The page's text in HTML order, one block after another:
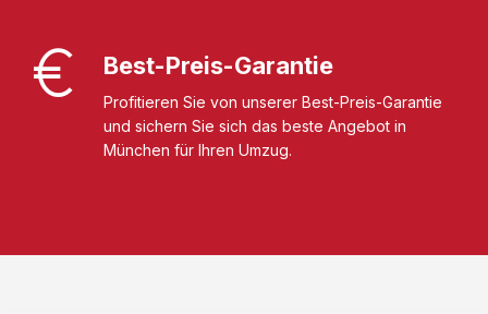
Best-Preis-Garantie
Profitieren Sie von unserer Best-Preis-Garantie
und sichern Sie sich das beste Angebot in
München für Ihren Umzug.